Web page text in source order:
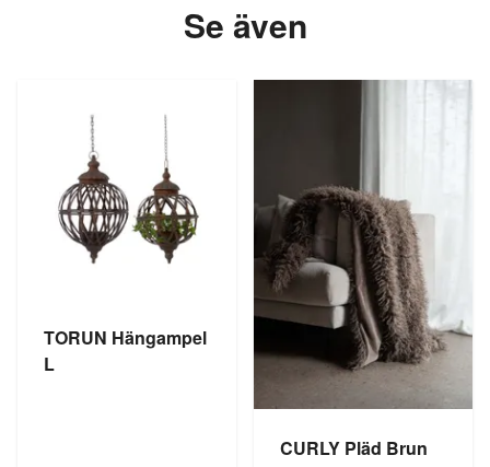
Se även
TORUN Hängampel
L
CURLY Pläd Brun